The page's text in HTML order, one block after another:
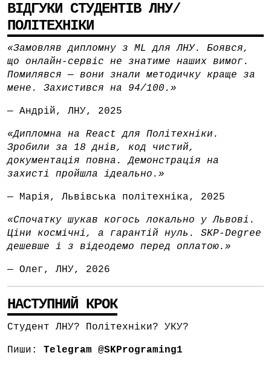
ВІДГУКИ СТУДЕНТІВ ЛНУ/
ПОЛІТЕХНІКИ
«Замовляв дипломну з ML для ЛНУ. Боявся,
що онлайн-сервіс не знатиме наших вимог.
Помилявся — вони знали методичку краще за
мене. Захистився на 94/100.»
— Андрій, ЛНУ, 2025
«Дипломна на React для Політехніки.
Зробили за 18 днів, код чистий,
документація повна. Демонстрація на
захисті пройшла ідеально.»
— Марія, Львівська політехніка, 2025
«Спочатку шукав когось локально у Львові.
Ціни космічні, а гарантій нуль. SKP-Degree
дешевше і з відеодемо перед оплатою.»
— Олег, ЛНУ, 2026
НАСТУПНИЙ КРОК
Студент ЛНУ? Політехніки? УКУ?
Пиши: Telegram @SKPrograming1